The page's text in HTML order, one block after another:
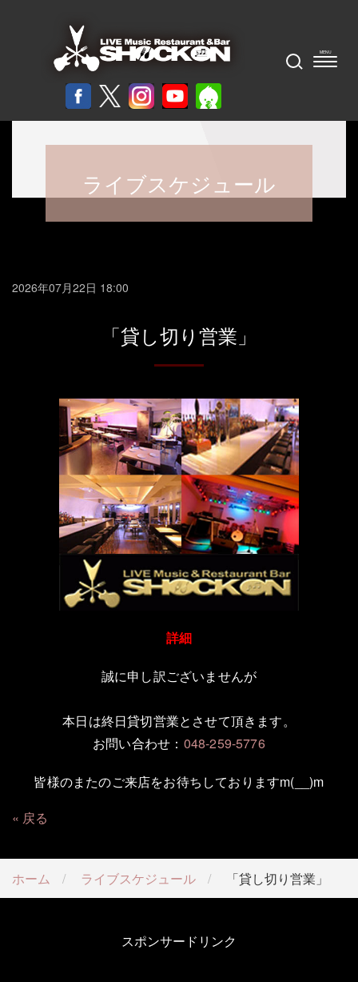
ライブスケジュール
2026年07月22日 18:00
「貸し切り営業」
詳細
誠に申し訳ございませんが
本日は終日貸切営業とさせて頂きます。
お問い合わせ： 048-259-5776
皆様のまたのご来店をお待ちしておりますm(__)m
戻る
ホーム ライブスケジュール 「貸し切り営業」
スポンサードリンク